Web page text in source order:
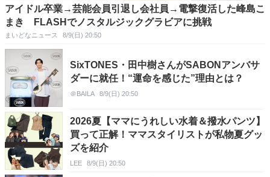
アイドル卒業→芸能会員引退し会社員→電撃復活した峰島こ
まき FLASHでノスタルジックグラビアに挑戦
まいどなニュース 8/9(日) 20:50
SixTONES・田中樹さんがSABONアンバサ
ダーに就任！“運命を感じた”理由とは？
＠BAILA 8/9(日) 20:50
2026夏【ママにうれしい水着＆撥水パンツ】
買って正解！ママスタイリストが私物夏グッ
ズを紹介
LEE 8/9(日) 20:50